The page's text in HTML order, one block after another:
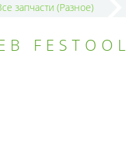
запчасти (Разное)
FESTOOL